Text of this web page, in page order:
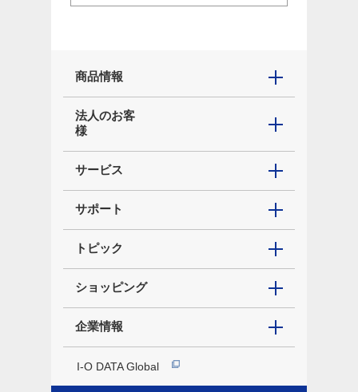
商品情報
法人のお客
様
サービス
サポート
トピック
ショッピング
企業情報
I-O DATA Global